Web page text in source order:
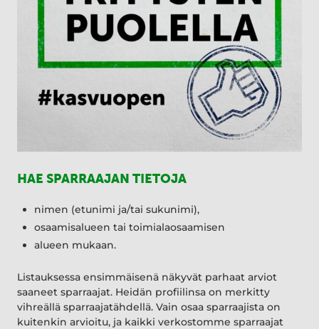
HAE SPARRAAJAN TIETOJA
nimen (etunimi ja/tai sukunimi),
osaamisalueen tai toimialaosaamisen
alueen mukaan.
Listauksessa ensimmäisenä näkyvät parhaat arviot
saaneet sparraajat. Heidän profiilinsa on merkitty
vihreällä sparraajatähdellä. Vain osaa sparraajista on
kuitenkin arvioitu, ja kaikki verkostomme sparraajat